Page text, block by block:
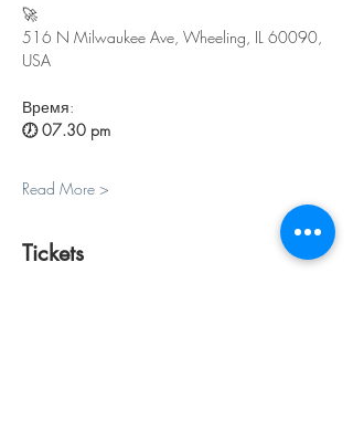
🚀
516 N Milwaukee Ave, Wheeling, IL 60090,
USA
Время:
🕖 07.30 pm
Read More >
Tickets